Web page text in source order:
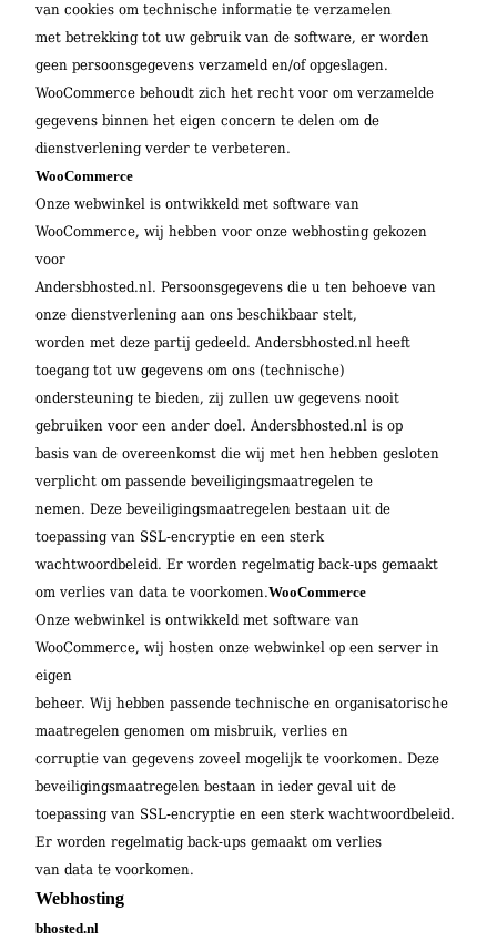
van cookies om technische informatie te verzamelen
met betrekking tot uw gebruik van de software, er worden
geen persoonsgegevens verzameld en/of opgeslagen.
WooCommerce behoudt zich het recht voor om verzamelde
gegevens binnen het eigen concern te delen om de
dienstverlening verder te verbeteren.
WooCommerce
Onze webwinkel is ontwikkeld met software van
WooCommerce, wij hebben voor onze webhosting gekozen
voor
Andersbhosted.nl. Persoonsgegevens die u ten behoeve van
onze dienstverlening aan ons beschikbaar stelt,
worden met deze partij gedeeld. Andersbhosted.nl heeft
toegang tot uw gegevens om ons (technische)
ondersteuning te bieden, zij zullen uw gegevens nooit
gebruiken voor een ander doel. Andersbhosted.nl is op
basis van de overeenkomst die wij met hen hebben gesloten
verplicht om passende beveiligingsmaatregelen te
nemen. Deze beveiligingsmaatregelen bestaan uit de
toepassing van SSL-encryptie en een sterk
wachtwoordbeleid. Er worden regelmatig back-ups gemaakt
om verlies van data te voorkomen.WooCommerce
Onze webwinkel is ontwikkeld met software van
WooCommerce, wij hosten onze webwinkel op een server in
eigen
beheer. Wij hebben passende technische en organisatorische
maatregelen genomen om misbruik, verlies en
corruptie van gegevens zoveel mogelijk te voorkomen. Deze
beveiligingsmaatregelen bestaan in ieder geval uit de
toepassing van SSL-encryptie en een sterk wachtwoordbeleid.
Er worden regelmatig back-ups gemaakt om verlies
van data te voorkomen.
Webhosting
bhosted.nl